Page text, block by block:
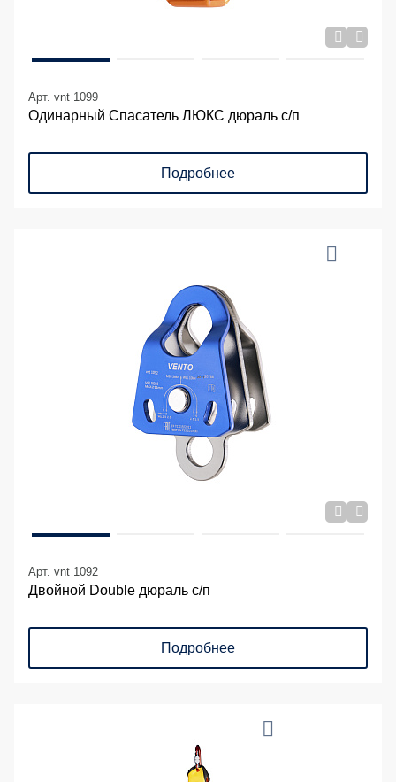
Арт. vnt 1099
Одинарный Спасатель ЛЮКС дюраль с/п
Подробнее
Арт. vnt 1092
Двойной Double дюраль с/п
Подробнее